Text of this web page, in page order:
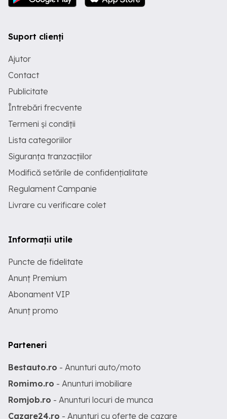
Suport clienți
Ajutor
Contact
Publicitate
Întrebări frecvente
Termeni și condiții
Lista categoriilor
Siguranța tranzacțiilor
Modifică setările de confidențialitate
Regulament Campanie
Livrare cu verificare colet
Informații utile
Puncte de fidelitate
Anunț Premium
Abonament VIP
Anunț promo
Parteneri
Bestauto.ro - Anunturi auto/moto
Romimo.ro - Anunturi imobiliare
Romjob.ro - Anunturi locuri de munca
Cazare24.ro - Anunturi cu oferte de cazare